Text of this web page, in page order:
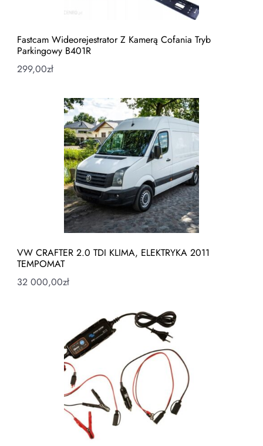
Fastcam Wideorejestrator Z Kamerą Cofania Tryb
Parkingowy B401R
299,00zł
VW CRAFTER 2.0 TDI KLIMA, ELEKTRYKA 2011
TEMPOMAT
32 000,00zł